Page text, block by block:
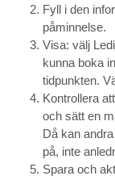
Fyll i den
påminnelse.
Visa: välj
kunna boka
tidpunkten.
Kontrollera
och sätt en
Då kan
på, inte
Spara och